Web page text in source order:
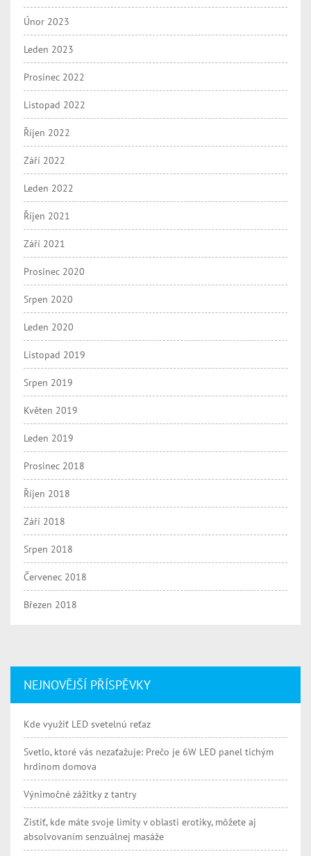
Únor 2023
Leden 2023
Prosinec 2022
Listopad 2022
Říjen 2022
Září 2022
Leden 2022
Říjen 2021
Září 2021
Prosinec 2020
Srpen 2020
Leden 2020
Listopad 2019
Srpen 2019
Květen 2019
Leden 2019
Prosinec 2018
Říjen 2018
Září 2018
Srpen 2018
Červenec 2018
Březen 2018
NEJNOVĚJŠÍ PŘÍSPĚVKY
Kde využiť LED svetelnú reťaz
Svetlo, ktoré vás nezaťažuje: Prečo je 6W LED panel tichým
hrdinom domova
Výnimočné zážitky z tantry
Zistiť, kde máte svoje limity v oblasti erotiky, môžete aj
absolvovaním senzuálnej masáže